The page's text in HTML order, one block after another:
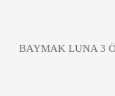
BAYMAK LUNA 3